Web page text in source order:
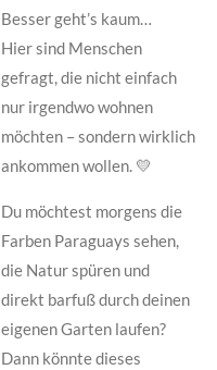
Besser geht’s kaum…
Hier sind Menschen
gefragt, die nicht einfach
nur irgendwo wohnen
möchten – sondern wirklich
ankommen wollen. 💛
Du möchtest morgens die
Farben Paraguays sehen,
die Natur spüren und
direkt barfuß durch deinen
eigenen Garten laufen?
Dann könnte dieses